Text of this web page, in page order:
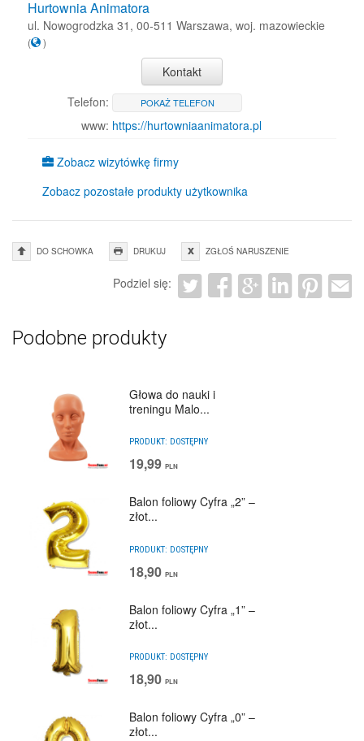
Hurtownia Animatora
ul. Nowogrodzka 31, 00-511 Warszawa, woj. mazowieckie
( )
Kontakt
Telefon:
POKAŻ TELEFON
www: https://hurtowniaanimatora.pl
Zobacz wizytówkę firmy
Zobacz pozostałe produkty użytkownika
DO SCHOWKA DRUKUJ ZGŁOŚ NARUSZENIE
Podziel się:
Podobne produkty
Głowa do nauki i
treningu Malo...
PRODUKT: DOSTĘPNY
19,99 PLN
Balon foliowy Cyfra „2” –
złot...
PRODUKT: DOSTĘPNY
18,90 PLN
Balon foliowy Cyfra „1” –
złot...
PRODUKT: DOSTĘPNY
18,90 PLN
Balon foliowy Cyfra „0” –
złot...